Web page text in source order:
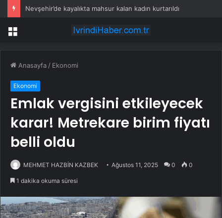
Nevşehir’de kayalıkta mahsur kalan kadın kurtarıldı
Menü
Anasayfa / Ekonomi
Ekonomi
Emlak vergisini etkileyecek
karar! Metrekare birim fiyatı
belli oldu
MEHMET HAZBİN KAZBEK Ağustos 11, 2025 0 0
1 dakika okuma süresi